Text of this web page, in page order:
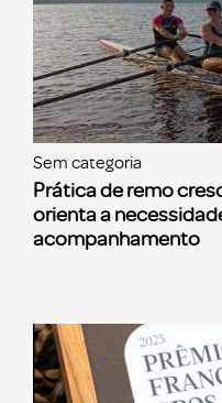
Sem categoria
Prática de remo
orienta a
acompanhamento